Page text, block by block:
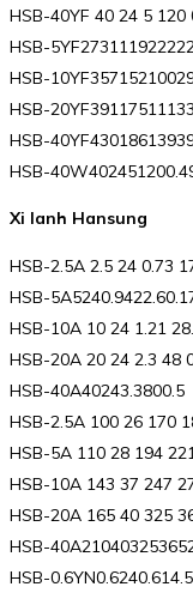
HSB-40YF 40 24 5 120
HSB-
HSB-
HSB-
HSB-
HSB-
Xi lanh Hansung
HSB-2.5A 2.5 24 0.73
HSB-
HSB-10A 10 24 1.21
HSB-20A 20 24 2.3 48
HSB-40A40243.3800.5
HSB-2.5A 100 26 170
HSB-5A 110 28 194
HSB-10A 143 37 247
HSB-20A 165 40 325
HSB-
HSB-0.6YN0.6240.614.5